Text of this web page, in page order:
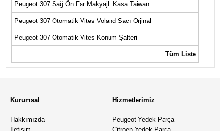
Peugeot 307 Sağ Ön Far Makyajlı Kasa Taiwan
Peugeot 307 Otomatik Vites Voland Sacı Orjinal
Peugeot 307 Otomatik Vites Konum Şalteri
Tüm Liste
Kurumsal
Hakkımızda
İletişim
Hizmetlerimiz
Peugeot Yedek Parça
Citroen Yedek Parça